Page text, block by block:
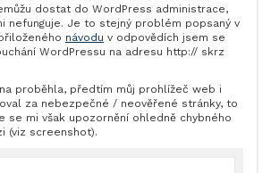
dostat do WordPress administrace,
nefunguje. Je to stejný problém popsaný v
návodu v odpovědích jsem se
WordPressu na adresu http:// skrz
proběhla, předtím můj prohlížeč web i
za nebezpečné / neověřené stránky, to
se mi však upozornění ohledně chybného
(viz screenshot).